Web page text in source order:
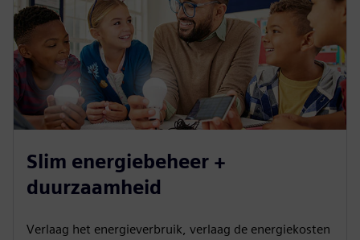
Slim energiebeheer +
duurzaamheid
Verlaag het energieverbruik, verlaag de energiekosten